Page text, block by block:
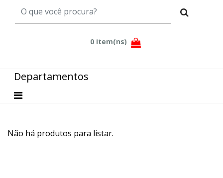
Departamentos
Não há produtos para listar.